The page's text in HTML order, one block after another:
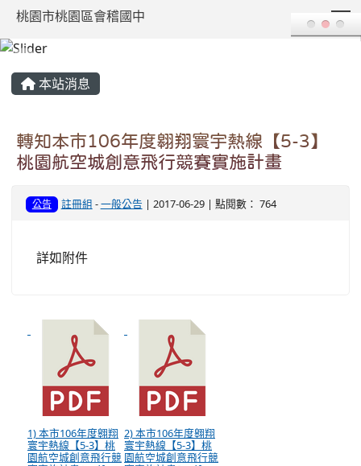
桃園市桃園區會稽國中
本站消息
轉知本市106年度翱翔寰宇熱線【5-3】
桃園航空城創意飛行競賽實施計畫
公告 註冊組 -一般公告 | 2017-06-29 | 點閱數： 764
詳如附件
1) 本市106年度翱翔
寰宇熱線【5-3】桃
園航空城創意飛行競
2) 本市106年度翱翔
寰宇熱線【5-3】桃
園航空城創意飛行競